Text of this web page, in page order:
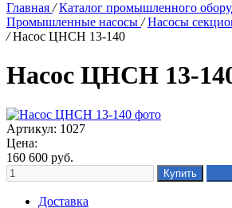
Главная / Каталог промышленного
Промышленные насосы / Насосы
/ Насос ЦНСН 13-140
Насос ЦНСН 13-
Артикул: 1027
Цена:
160 600 руб.
Доставка